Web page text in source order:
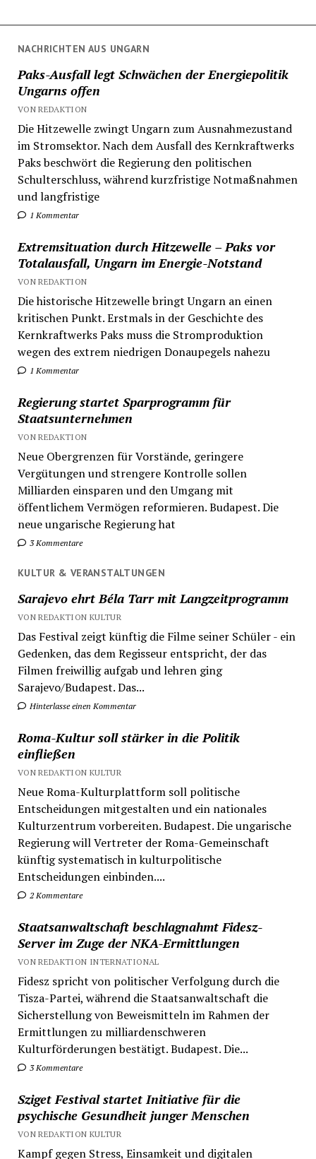
NACHRICHTEN AUS UNGARN
Paks-Ausfall legt Schwächen der Energiepolitik
Ungarns offen
VON REDAKTION
Die Hitzewelle zwingt Ungarn zum Ausnahmezustand
im Stromsektor. Nach dem Ausfall des Kernkraftwerks
Paks beschwört die Regierung den politischen
Schulterschluss, während kurzfristige Notmaßnahmen
und langfristige
1 Kommentar
Extremsituation durch Hitzewelle – Paks vor
Totalausfall, Ungarn im Energie-Notstand
VON REDAKTION
Die historische Hitzewelle bringt Ungarn an einen
kritischen Punkt. Erstmals in der Geschichte des
Kernkraftwerks Paks muss die Stromproduktion
wegen des extrem niedrigen Donaupegels nahezu
1 Kommentar
Regierung startet Sparprogramm für
Staatsunternehmen
VON REDAKTION
Neue Obergrenzen für Vorstände, geringere
Vergütungen und strengere Kontrolle sollen
Milliarden einsparen und den Umgang mit
öffentlichem Vermögen reformieren. Budapest. Die
neue ungarische Regierung hat
3 Kommentare
KULTUR & VERANSTALTUNGEN
Sarajevo ehrt Béla Tarr mit Langzeitprogramm
VON REDAKTION KULTUR
Das Festival zeigt künftig die Filme seiner Schüler - ein
Gedenken, das dem Regisseur entspricht, der das
Filmen freiwillig aufgab und lehren ging
Sarajevo/Budapest. Das...
Hinterlasse einen Kommentar
Roma-Kultur soll stärker in die Politik
einfließen
VON REDAKTION KULTUR
Neue Roma-Kulturplattform soll politische
Entscheidungen mitgestalten und ein nationales
Kulturzentrum vorbereiten. Budapest. Die ungarische
Regierung will Vertreter der Roma-Gemeinschaft
künftig systematisch in kulturpolitische
Entscheidungen einbinden....
2 Kommentare
Staatsanwaltschaft beschlagnahmt Fidesz-
Server im Zuge der NKA-Ermittlungen
VON REDAKTION INTERNATIONAL
Fidesz spricht von politischer Verfolgung durch die
Tisza-Partei, während die Staatsanwaltschaft die
Sicherstellung von Beweismitteln im Rahmen der
Ermittlungen zu milliardenschweren
Kulturförderungen bestätigt. Budapest. Die...
3 Kommentare
Sziget Festival startet Initiative für die
psychische Gesundheit junger Menschen
VON REDAKTION KULTUR
Kampf gegen Stress, Einsamkeit und digitalen